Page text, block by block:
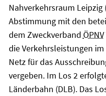
Nahverkehrsraum Leipzig
Abstimmung mit den
dem Zweckverband ÖPNV
die Verkehrsleistungen
Netz für das
vergeben. Im Los 2
Länderbahn (DLB). Das